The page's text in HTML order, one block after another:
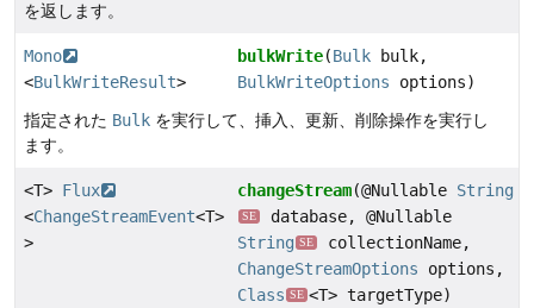
を返します。
Mono
<BulkWriteResult>
bulkWrite(Bulk bulk,
BulkWriteOptions options)
指定された Bulk を実行して、挿入、更新、削除操作を実行し
ます。
<T> Flux
<ChangeStreamEvent<T>
>
changeStream(@Nullable String
SE
database, @Nullable
String SE
collectionName,
ChangeStreamOptions options,
Class SE <T> targetType)